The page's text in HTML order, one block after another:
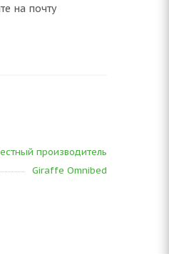
на почту
производитель
Giraffe Omnibed